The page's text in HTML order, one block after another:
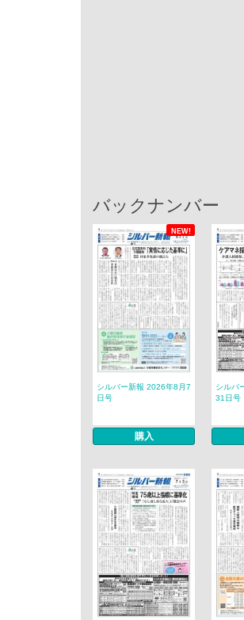
バックナンバー
NEW!
シルバー新報 2026年8月7
日号
購入
シルバ
31日号